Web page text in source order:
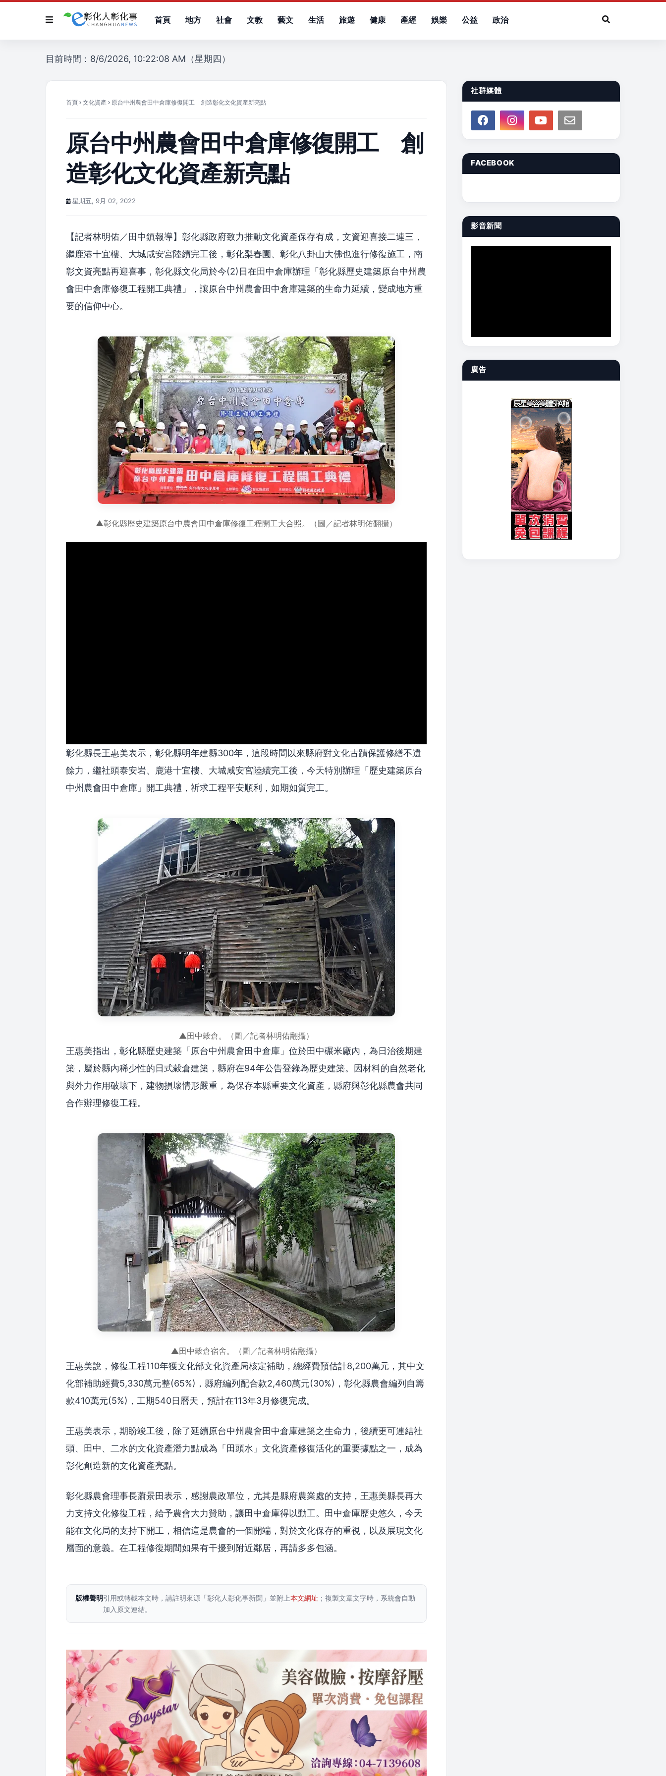
首頁 地方 社會 文教 藝文 生活 旅遊 健康 產經 娛樂 公益 政治
目前時間：8/6/2026, 10:22:08 AM（星期四）
首頁 文化資產 原台中州農會田中倉庫修復開工 創造彰化文化資產新亮點
原台中州農會田中倉庫修復開工 創
造彰化文化資產新亮點
星期五, 9月 02, 2022
【記者林明佑／田中鎮報導】彰化縣政府致力推動文化資產保存有成，文資迎喜接二連三，
繼鹿港十宜樓、大城咸安宮陸續完工後，彰化梨春園、彰化八卦山大佛也進行修復施工，南
彰文資亮點再迎喜事，彰化縣文化局於今(2)日在田中倉庫辦理「彰化縣歷史建築原台中州農
會田中倉庫修復工程開工典禮」，讓原台中州農會田中倉庫建築的生命力延續，變成地方重
要的信仰中心。
▲彰化縣歷史建築原台中農會田中倉庫修復工程開工大合照。（圖／記者林明佑翻攝）
彰化縣長王惠美表示，彰化縣明年建縣300年，這段時間以來縣府對文化古蹟保護修繕不遺
餘力，繼社頭泰安岩、鹿港十宜樓、大城咸安宮陸續完工後，今天特別辦理「歷史建築原台
中州農會田中倉庫」開工典禮，祈求工程平安順利，如期如質完工。
▲田中穀倉。（圖／記者林明佑翻攝）
王惠美指出，彰化縣歷史建築「原台中州農會田中倉庫」位於田中碾米廠內，為日治後期建
築，屬於縣內稀少性的日式穀倉建築，縣府在94年公告登錄為歷史建築。因材料的自然老化
與外力作用破壞下，建物損壞情形嚴重，為保存本縣重要文化資產，縣府與彰化縣農會共同
合作辦理修復工程。
▲田中穀倉宿舍。（圖／記者林明佑翻攝）
王惠美說，修復工程110年獲文化部文化資產局核定補助，總經費預估計8,200萬元，其中文
化部補助經費5,330萬元整(65%)，縣府編列配合款2,460萬元(30%)，彰化縣農會編列自籌
款410萬元(5%)，工期540日曆天，預計在113年3月修復完成。
王惠美表示，期盼竣工後，除了延續原台中州農會田中倉庫建築之生命力，後續更可連結社
頭、田中、二水的文化資產潛力點成為「田頭水」文化資產修復活化的重要據點之一，成為
彰化創造新的文化資產亮點。
彰化縣農會理事長蕭景田表示，感謝農政單位，尤其是縣府農業處的支持，王惠美縣長再大
力支持文化修復工程，給予農會大力贊助，讓田中倉庫得以動工。田中倉庫歷史悠久，今天
能在文化局的支持下開工，相信這是農會的一個開端，對於文化保存的重視，以及展現文化
層面的意義。在工程修復期間如果有干擾到附近鄰居，再請多多包涵。
版權聲明引用或轉載本文時，請註明來源「彰化人彰化事新聞」並附上本文網址 ；複製文章文字時，系統會自動
加入原文連結。
社群媒體
FACEBOOK
影音新聞
廣告